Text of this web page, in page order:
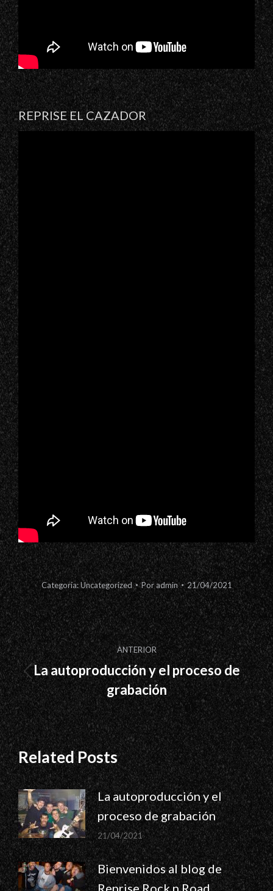
REPRISE EL CAZADOR
Categoría:Uncategorized Poradmin 21/04/2021
Navegación
entre
publicaciones
ANTERIOR
Publicación
anterior:
La autoproducción y el proceso de
grabación
Related Posts
La autoproducción y el
proceso de grabación
21/04/2021
Bienvenidos al blog de
Reprise Rock n Road